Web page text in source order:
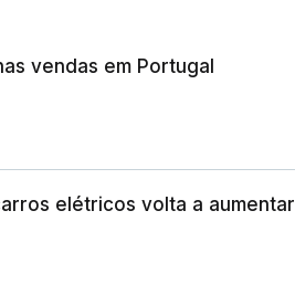
vendas em Portugal
elétricos volta a aumentar